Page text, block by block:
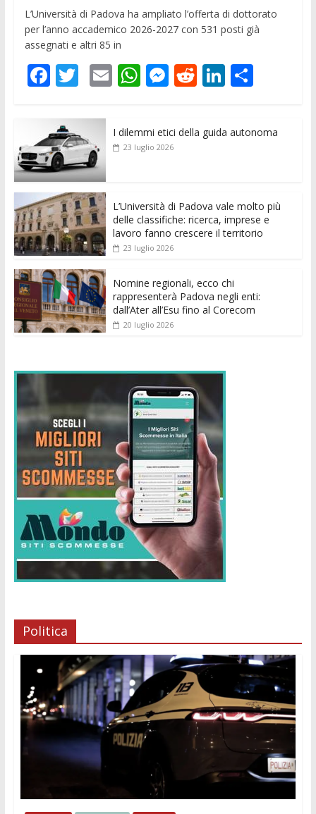
L’Università di Padova ha ampliato l’offerta di dottorato
per l’anno accademico 2026-2027 con 531 posti già
assegnati e altri 85 in
F
e
b
o
o
k
T
itt
er
E
ai
l
W
s
p
M
ss
e
er
R
di
Li
e
C
di
I dilemmi etici della guida autonoma
23 luglio 2026
L’Università di Padova vale molto più
delle classifiche: ricerca, imprese e
lavoro fanno crescere il territorio
23 luglio 2026
Nomine regionali, ecco chi
rappresenterà Padova negli enti:
dall’Ater all’Esu fino al Corecom
20 luglio 2026
Politica